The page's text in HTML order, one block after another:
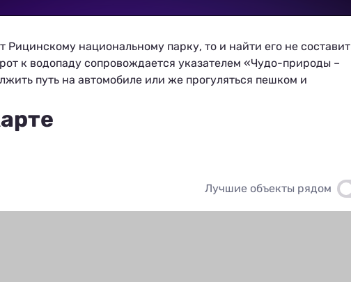
национальному парку, то и найти его не составит
к водопаду сопровождается указателем «Чудо-природы –
путь на автомобиле или же прогуляться пешком и
Лучшие объекты рядом